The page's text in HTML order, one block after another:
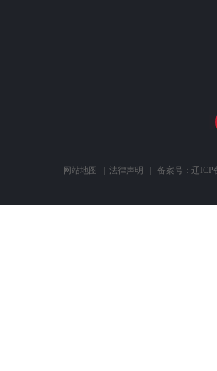
网站地图 法律声明 | 备案号： 辽ICP